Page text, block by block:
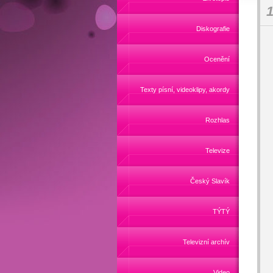
Diskografie
Ocenění
Texty písní, videoklipy, akordy
Rozhlas
Televize
Český Slavík
TÝTÝ
Televizní archív